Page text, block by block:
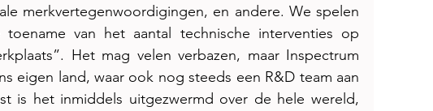
merkvertegenwoordigingen, en andere. We spelen
van het aantal technische interventies op
Het mag velen verbazen, maar Inspectrum
eigen land, waar ook nog steeds een R&D team aan
is het inmiddels uitgezwermd over de hele wereld,